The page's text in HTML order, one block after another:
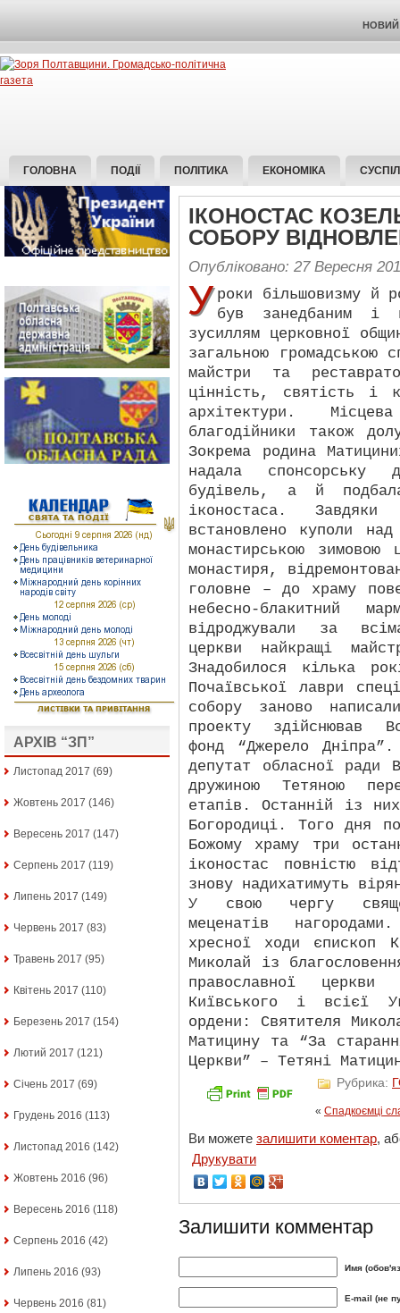
НОВИЙ
ГОЛОВНА ПОДІЇ ПОЛІТИКА ЕКОНОМІКА
АРХІВ “ЗП”
Листопад 2017 (69)
Жовтень 2017 (146)
Вересень 2017 (147)
Серпень 2017 (119)
Липень 2017 (149)
Червень 2017 (83)
Травень 2017 (95)
Квітень 2017 (110)
Березень 2017 (154)
Лютий 2017 (121)
Січень 2017 (69)
Грудень 2016 (113)
Листопад 2016 (142)
Жовтень 2016 (96)
Вересень 2016 (118)
Серпень 2016 (42)
Липень 2016 (93)
Червень 2016 (81)
ІКОНОСТАС
СОБОРУ
Опубліковано: 27 Вересня
У роки більшовизму й
був занедбаним і
зусиллям церковної
загальною громадською
майстри та
цінність, святість і
архітектури.
благодійники також
Зокрема родина
надала спонсорську
будівель, а й
іконостаса.
встановлено куполи
монастирською
монастиря,
головне – до храму
небесно-блакитний
відроджували за
церкви найкращі
Знадобилося кілька
Почаївської лаври
собору заново
проекту здійснював
фонд “Джерело
депутат обласної ради
дружиною Тетяною
етапів. Останній із
Богородиці. Того дня
Божому храму три
іконостас повністю
знову надихатимуть
У свою чергу
меценатів
хресної ходи єпископ
Миколай із
православної церкви
Київського і всієї
ордени: Святителя
Матицину та “За
Церкви” – Тетяні
Рубрика:
« Спадкоємці
Ви можете залишити коментар,
Друкувати
Залишити комментар
Имя
E-mail (не